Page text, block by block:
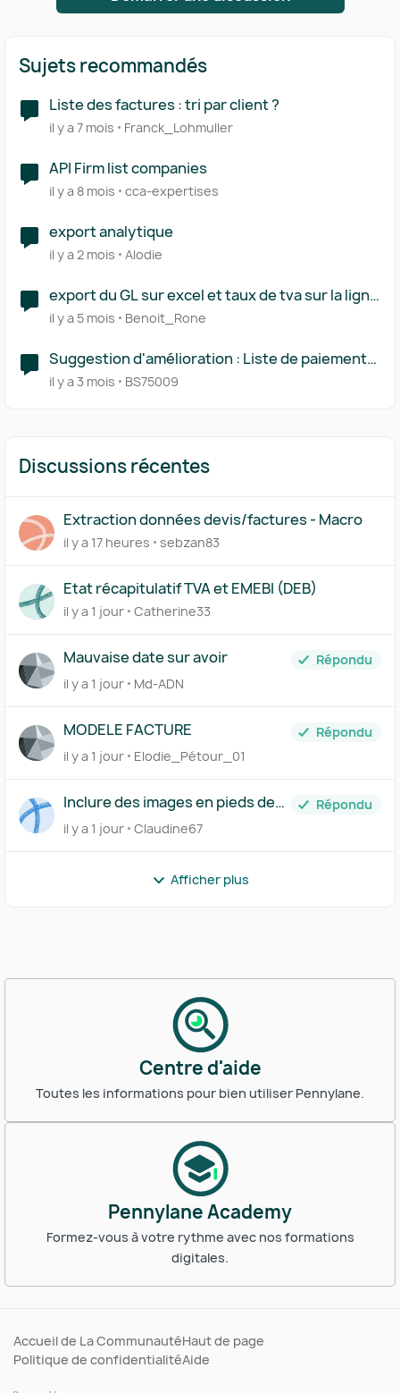
Sujets recommandés
Liste des factures : tri par client ?
il y a 7 mois Franck_Lohmuller
API Firm list companies
il y a 8 mois cca-expertises
export analytique
il y a 2 mois Alodie
export du GL sur excel et taux de tva sur la ligne
client
il y a 5 mois Benoit_Rone
Suggestion d'amélioration : Liste de paiement
des fournisseurs
il y a 3 mois BS75009
Discussions récentes
Extraction données devis/factures - Macro
il y a 17 heures sebzan83
Etat récapitulatif TVA et EMEBI (DEB)
il y a 1 jour Catherine33
Mauvaise date sur avoir
Répondu
il y a 1 jour
Md-ADN
MODELE FACTURE
Répondu
il y a 1 jour
Elodie_Pétour_01
Inclure des images en pieds de
page
Répondu
il y a 1 jour Claudine67
Afficher plus
Centre d'aide
Toutes les informations pour bien utiliser Pennylane.
Pennylane Academy
Formez-vous à votre rythme avec nos formations
digitales.
Accueil de La CommunautéHaut de page
Politique de confidentialitéAide